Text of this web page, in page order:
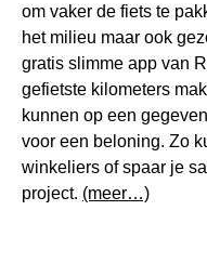
om vaker de fiets te
het milieu maar ook
gratis slimme app van
gefietste kilometers
kunnen op een
voor een beloning. Zo
winkeliers of spaar je
project. (meer…)